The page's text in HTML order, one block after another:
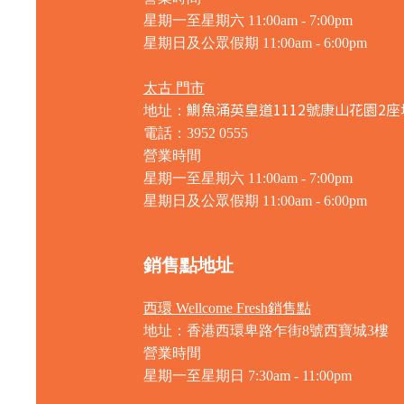
星期一至星期六 11:00am - 7:00pm
星期日及公眾假期 11:00am - 6:00pm
太古 門市
地址： 鰂魚涌英皇道1112號康山花園2
電話：3952 0555
營業時間
星期一至星期六 11:00am - 7:00pm
星期日及公眾假期 11:00am - 6:00pm
銷售點地址
西環 Wellcome Fresh銷售點
地址：香港西環卑路乍街8號西寶城3樓
營業時間
星期一至星期日 7:30am - 11:00pm